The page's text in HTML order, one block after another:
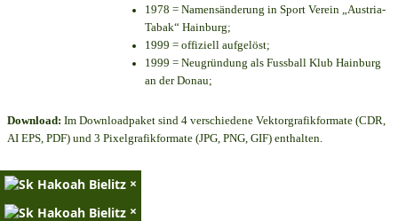
1978 = Namensänderung in Sport Verein „Austria-
Tabak“ Hainburg;
1999 = offiziell aufgelöst;
1999 = Neugründung als Fussball Klub Hainburg
an der Donau;
Download: Im Downloadpaket sind 4 verschiedene Vektorgrafikformate (CDR,
AI EPS, PDF) und 3 Pixelgrafikformate (JPG, PNG, GIF) enthalten.
×
×